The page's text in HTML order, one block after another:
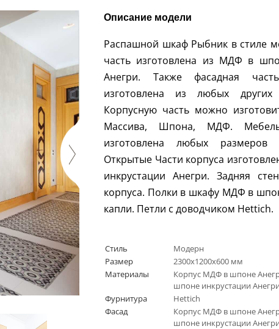
Описание модели
Распашной шкаф Рыбник в стиле
часть изготовлена из МДФ в
Анегри. Также фасадная
изготовлена из любых
Корпусную часть можно
Массива, Шпона, МДФ.
изготовлена любых размеров
Открытые Части корпуса
инкрустации Анегри. Задняя
корпуса. Полки в шкафу МДФ в
капли. Петли с доводчиком Hettich.
Стиль
Модерн
Размер
2300х1200х600 мм
Материалы
Корпус МДФ в шпоне
шпоне инкрустации
Фурнитура
Hettich
Фасад
Корпус МДФ в шпоне
шпоне инкрустации